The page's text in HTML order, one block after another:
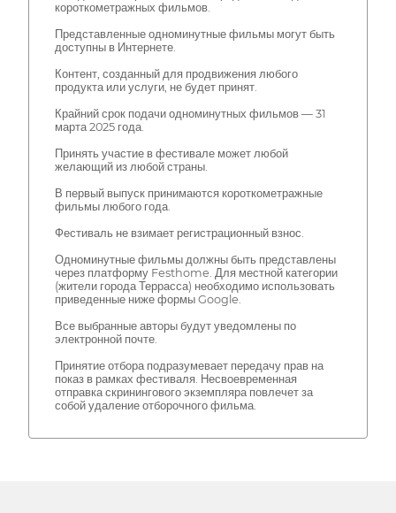
короткометражных фильмов.
Представленные одноминутные фильмы могут быть
доступны в Интернете.
Контент, созданный для продвижения любого
продукта или услуги, не будет принят.
Крайний срок подачи одноминутных фильмов — 31
марта 2025 года.
Принять участие в фестивале может любой
желающий из любой страны.
В первый выпуск принимаются короткометражные
фильмы любого года.
Фестиваль не взимает регистрационный взнос.
Одноминутные фильмы должны быть представлены
через платформу Festhome. Для местной категории
(жители города Террасса) необходимо использовать
приведенные ниже формы Google.
Все выбранные авторы будут уведомлены по
электронной почте.
Принятие отбора подразумевает передачу прав на
показ в рамках фестиваля. Несвоевременная
отправка скринингового экземпляра повлечет за
собой удаление отборочного фильма.